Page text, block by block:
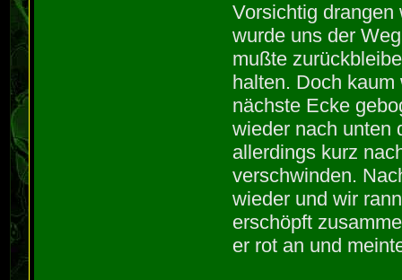
Vorsichtig
wurde uns der
mußte
halten. Doch
nächste Ecke
wieder nach unten
allerdings kurz
verschwinden.
wieder und wir
erschöpft
er rot an und